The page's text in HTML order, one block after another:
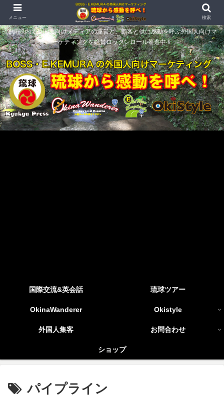
沖縄県内で外国人向けメディアの運営と、顧客と供に感動を呼ぶ外国人向けマ
ーケティングを絶賛ロックンロール驀進中！
国際交流&英会話 琉球ツアー
OkinaWanderer Okistyle
外国人集客 お問合わせ
ショップ
パイプライン
メニュー 検索